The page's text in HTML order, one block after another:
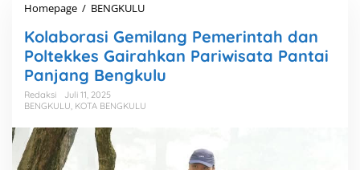
Homepage / BENGKULU
l
a
b
o
a
Kolaborasi Gemilang Pemerintah dan
Poltekkes Gairahkan Pariwisata Pantai
Panjang Bengkulu
Redaksi
Juli 11, 2025
BENGKULU, KOTA BENGKULU